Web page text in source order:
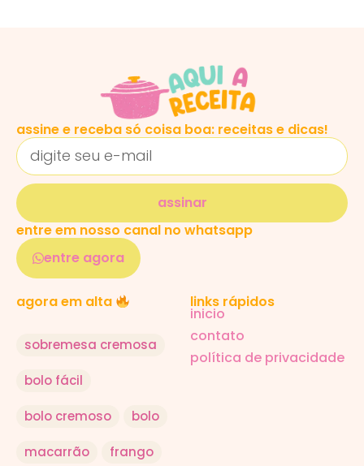
assine e receba só coisa boa: receitas e dicas!
assinar
entre em nosso canal no whatsapp
entre agora
agora em alta
sobremesa cremosa
bolo fácil
bolo cremoso bolo
macarrão frango
links rápidos
inicio
contato
política de privacidade